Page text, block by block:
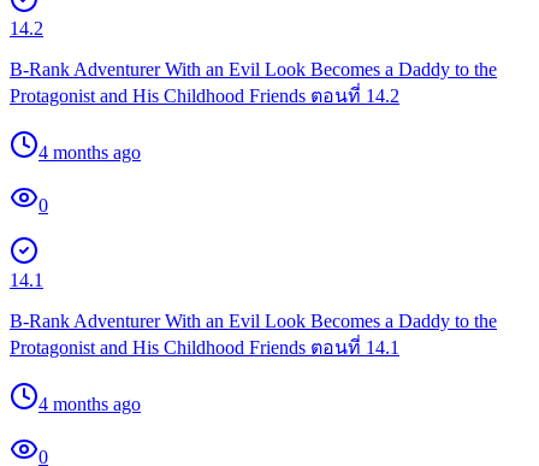
14.2
B-Rank Adventurer With an Evil Look Becomes a Daddy to the
Protagonist and His Childhood Friends ตอนที่ 14.2
4 months ago
0
14.1
B-Rank Adventurer With an Evil Look Becomes a Daddy to the
Protagonist and His Childhood Friends ตอนที่ 14.1
4 months ago
0